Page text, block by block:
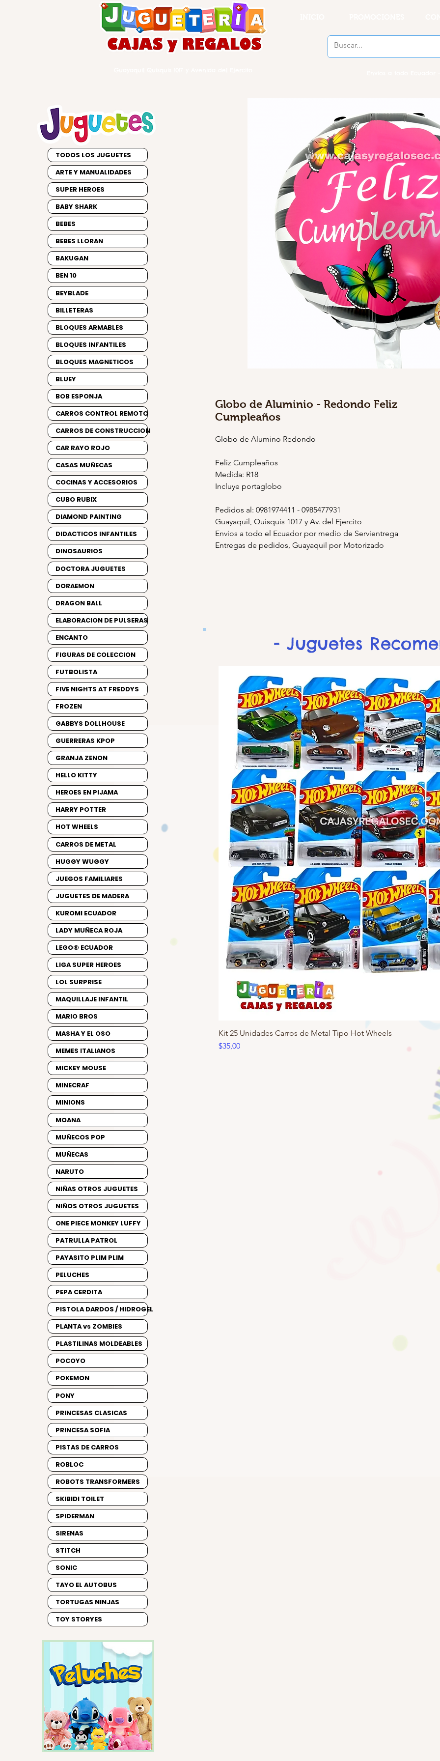
Globo de Aluminio - Redondo Feliz
Cumpleaños
Globo de Alumino Redondo
Feliz Cumpleaños
Medida: R18
Incluye portaglobo
Pedidos al: 0981974411 - 0985477931
Guayaquil, Quisquis 1017 y Av. del Ejercito
Envios a todo el Ecuador por medio de Servientrega
Entregas de pedidos, Guayaquil por Motorizado
Kit 25 Unidades Carros de Metal Tipo Hot Wheels
Precio
$35,00
- Juguetes
TODOS LOS JUGUETES
ARTE Y MANUALIDADES
SUPER HEROES
BABY SHARK
BEBES
BEBES LLORAN
BAKUGAN
BEN 10
BEYBLADE
BILLETERAS
BLOQUES ARMABLES
BLOQUES INFANTILES
BLOQUES MAGNETICOS
BLUEY
BOB ESPONJA
CARROS CONTROL REMOTO
CARROS DE CONSTRUCCION
CAR RAYO ROJO
CASAS MUÑECAS
COCINAS Y ACCESORIOS
CUBO RUBIX
DIAMOND PAINTING
DIDACTICOS INFANTILES
DINOSAURIOS
DOCTORA JUGUETES
DORAEMON
DRAGON BALL
ELABORACION DE PULSERAS
ENCANTO
FIGURAS DE COLECCION
FUTBOLISTA
FIVE NIGHTS AT FREDDYS
FROZEN
GABBYS DOLLHOUSE
GUERRERAS KPOP
GRANJA ZENON
HELLO KITTY
HEROES EN PIJAMA
HARRY POTTER
HOT WHEELS
CARROS DE METAL
HUGGY WUGGY
JUEGOS FAMILIARES
JUGUETES DE MADERA
KUROMI ECUADOR
LADY MUÑECA ROJA
LEGO® ECUADOR
LIGA SUPER HEROES
LOL SURPRISE
MAQUILLAJE INFANTIL
MARIO BROS
MASHA Y EL OSO
MEMES ITALIANOS
MICKEY MOUSE
MINECRAF
MINIONS
MOANA
MUÑECOS POP
MUÑECAS
NARUTO
NIÑAS OTROS JUGUETES
NIÑOS OTROS JUGUETES
ONE PIECE MONKEY LUFFY
PATRULLA PATROL
PAYASITO PLIM PLIM
PELUCHES
PEPA CERDITA
PISTOLA DARDOS / HIDROGEL
PLANTA vs ZOMBIES
PLASTILINAS MOLDEABLES
POCOYO
POKEMON
PONY
PRINCESAS CLASICAS
PRINCESA SOFIA
PISTAS DE CARROS
ROBLOC
ROBOTS TRANSFORMERS
SKIBIDI TOILET
SPIDERMAN
SIRENAS
STITCH
SONIC
TAYO EL AUTOBUS
TORTUGAS NINJAS
TOY STORYES